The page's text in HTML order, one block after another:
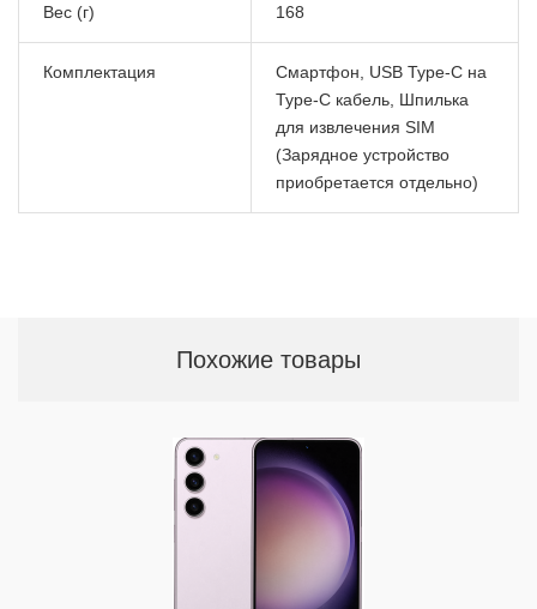
Вес (г) 168
Комплектация
Смартфон, USB Type-C на
Type-C кабель, Шпилька
для извлечения SIM
(Зарядное устройство
приобретается отдельно)
Похожие товары